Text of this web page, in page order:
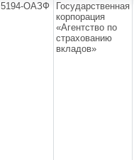
5194-ОАЗФ
Государственная
корпорация
«Агентство по
страхованию
вкладов»